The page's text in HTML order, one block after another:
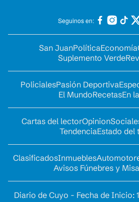
Seguinos en:
San JuanPolíticaEconomía
Suplemento Verde
PolicialesPasión Deportiva
El MundoRecetasEn
Cartas del lectorOpinion
TendenciaEstado del
ClasificadosInmuebles
Avisos Fúnebres y
Diario de Cuyo - Fecha de Inicio: